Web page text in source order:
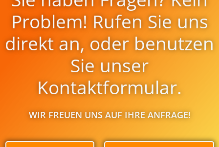
Problem! Rufen Sie uns
direkt an, oder benutzen
Sie unser
Kontaktformular.
WIR FREUEN UNS AUF IHRE ANFRAGE!